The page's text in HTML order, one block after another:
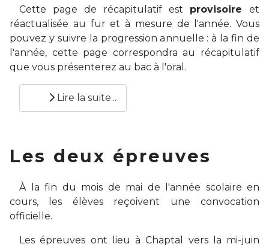
Cette page de récapitulatif est provisoire et
réactualisée au fur et à mesure de l'année. Vous
pouvez y suivre la progression annuelle : à la fin de
l'année, cette page correspondra au récapitulatif
que vous présenterez au bac à l'oral.
Lire la suite...
Les deux épreuves
À la fin du mois de mai de l'année scolaire en
cours, les élèves reçoivent une convocation
officielle.
Les épreuves ont lieu à Chaptal vers la mi-juin